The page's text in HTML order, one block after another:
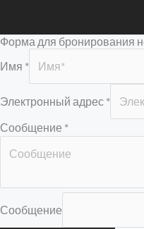
Форма для бронирования
Имя *
Электронный адрес *
Сообщение *
Сообщение